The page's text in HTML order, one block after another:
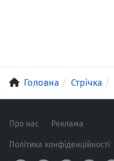
Головна Стрічка
Про нас Реклама
Політика конфіденційності